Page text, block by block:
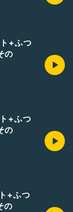
+ふつ
の
+ふつ
の
+ふつ
の